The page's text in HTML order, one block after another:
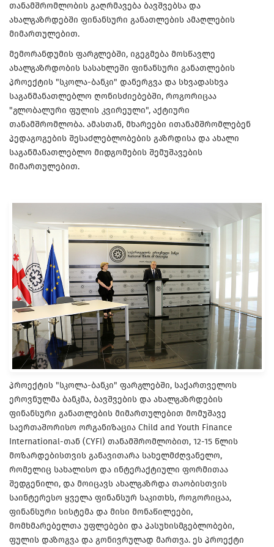
თანამშრომლობის გაღრმავება ბავშვებსა და
ახალგაზრდებში ფინანსური განათლების ამაღლების
მიმართულებით.
მემორანდუმის ფარგლებში, იგეგმება მოსწავლე
ახალგაზრდობის სასახლეში ფინანსური განათლების
პროექტის "სკოლა-ბანკი" დანერგვა და სხვადასხვა
საგანმანათლებლო ღონისძიებებში, როგორიცაა
"გლობალური ფულის კვირეული", აქტიური
თანამშრომლობა. ამასთან, მხარეები ითანამშრომლებენ
პედაგოგების შესაძლებლობების გაზრდისა და ახალი
საგანმანათლებლო მიდგომების შემუშავების
მიმართულებით.
პროექტის "სკოლა-ბანკი" ფარგლებში, საქართველოს
ეროვნულმა ბანკმა, ბავშვების და ახალგაზრდების
ფინანსური განათლების მიმართულებით მომუშავე
საერთაშორისო ორგანიზაცია Child and Youth Finance
International-თან (CYFI) თანამშრომლობით, 12-15 წლის
მოზარდებისთვის განავითარა სახელმძღვანელო,
რომელიც სახალისო და ინტერაქტიული ფორმითაა
შედგენილი, და მოიცავს ახალგაზრდა თაობისთვის
საინტერესო ყველა ფინანსურ საკითხს, როგორიცაა,
ფინანსური სისტემა და მისი მონაწილეები,
მომხმარებელთა უფლებები და პასუხისმგებლობები,
ფულის დაზოგვა და გონივრულად მართვა. ეს პროექტი